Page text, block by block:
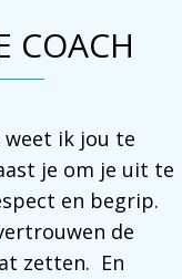
COACH
ik jou te
je om je uit te
en begrip.
de
zetten. En